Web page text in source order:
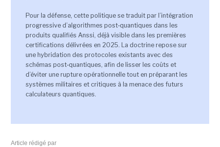
Pour la défense, cette politique se traduit par l’intégration
progressive d’algorithmes post‑quantiques dans les
produits qualifiés Anssi, déjà visible dans les premières
certifications délivrées en 2025. La doctrine repose sur
une hybridation des protocoles existants avec des
schémas post‑quantiques, afin de lisser les coûts et
d’éviter une rupture opérationnelle tout en préparant les
systèmes militaires et critiques à la menace des futurs
calculateurs quantiques.
Article rédigé par